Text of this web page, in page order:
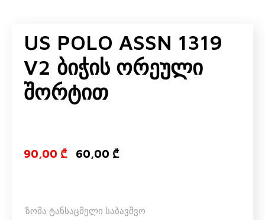
ოფისი
სკოლამდელი ასაკის ავეჯი
განათება, ხალიჩა
ქალი
კაცი
ნატურალური შალის პროდუქცია
პრეზერვატივი
US POLO ASSN 1319
V2 Ბიჭის Ორეული
Შორტით
90,00 ₾ Original price
60,00 ₾Current
ზომა ტანსაცმელი საბავშვო